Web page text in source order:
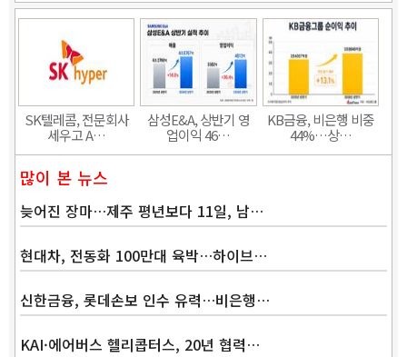
SK텔레콤, 전문회사
세우고 A…
삼성E&A, 상반기 영
업이익 46…
KB금융, 비은행 비중
44%…상…
많이 본 뉴스
늦어진 장마…제주 평년보다 11일, 남…
현대차, 전동화 100만대 육박…하이브…
신한금융, 롯데손보 인수 유력…비은행…
KAI·에어버스 헬리콥터스, 20년 협력…